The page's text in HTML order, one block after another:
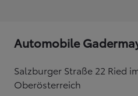
Automobile
Salzburger Straße 22 Ried
Oberösterreich